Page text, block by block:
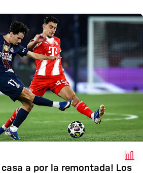
casa a por la remontada! Los